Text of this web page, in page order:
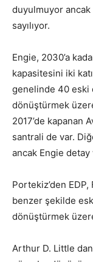
duyulmuyor
sayılıyor.
Engie, 2030’a
kapasitesini iki
genelinde 40 eski
dönüştürmek
2017’de kapanan
santrali de var.
ancak Engie detay
Portekiz’den EDP,
benzer şekilde
dönüştürmek
Arthur D. Little